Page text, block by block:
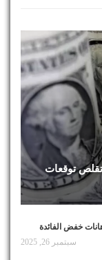
تقلص توقعات
خفض الفائدة
سبتمبر 26, 2025